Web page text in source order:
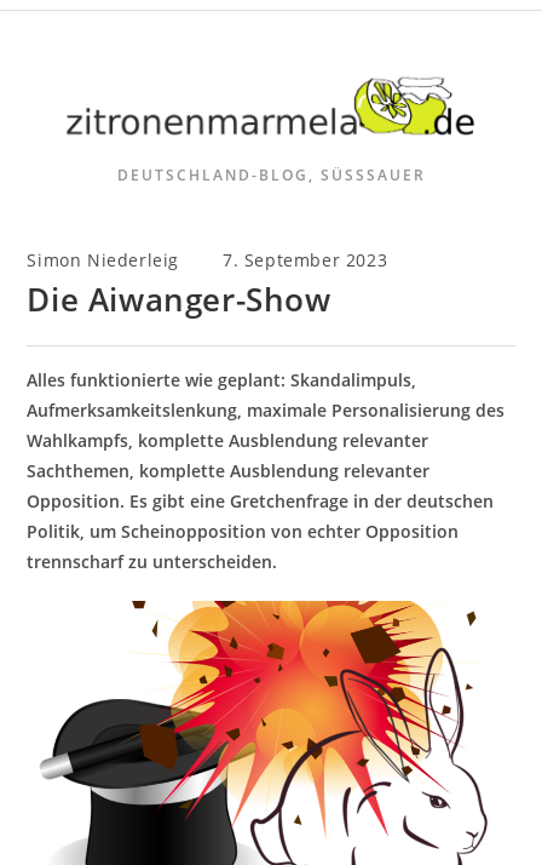
Zum
DEUTSCHLAND-BLOG, SÜSSSAUER
Beitrags-
Autor:
Simon Niederleig
Beitrag
veröffentlicht:
7. September 2023
Die Aiwanger-Show
Alles funktionierte wie geplant: Skandalimpuls,
Aufmerksamkeitslenkung, maximale Personalisierung des
Wahlkampfs, komplette Ausblendung relevanter
Sachthemen, komplette Ausblendung relevanter
Opposition. Es gibt eine Gretchenfrage in der deutschen
Politik, um Scheinopposition von echter Opposition
trennscharf zu unterscheiden.